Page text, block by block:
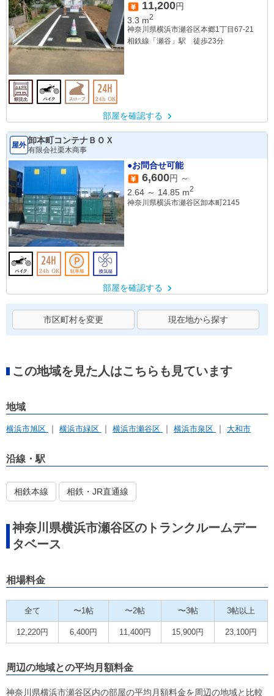
11,200円
3.3 m2
神奈川県横浜市瀬谷区本郷1丁目67-21
相鉄線「瀬谷」駅 徒歩23分
部屋を確認する
屋外 卸本町コンテナＢＯＸ
有限会社栗木商事
●お問合せ可能
6,600円 ～
2.64 ～ 14.85 m2
神奈川県横浜市瀬谷区卸本町2145
部屋を確認する
市区町村を変更 現在地から探す
この地域を見た人はこちらも見ています
地域
横浜市旭区 横浜市緑区 横浜市瀬谷区 横浜市泉区 大和市
沿線・駅
相鉄本線 相鉄・JR直通線
神奈川県横浜市瀬谷区のトランクルームデー
タベース
相場料金
全て 〜1帖 〜2帖 〜3帖 3帖以上
12,220円 6,400円 11,400円 15,900円 23,100円
周辺の地域との平均月額料金
神奈川県横浜市瀬谷区内の部屋の平均月額料金を周辺の地域と比較